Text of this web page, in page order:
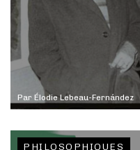
Par Élodie Lebeau-Fernández
PHILOSOPHIQUES